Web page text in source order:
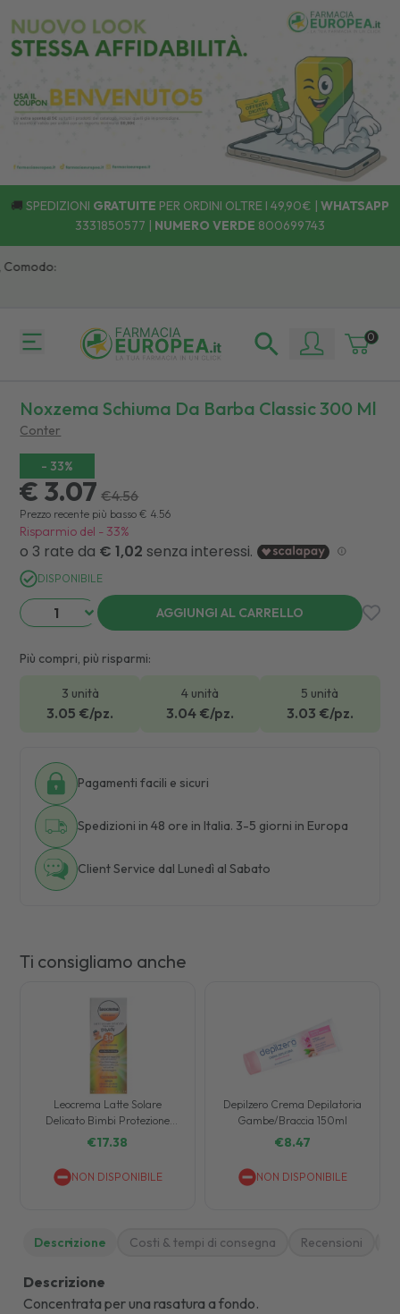
🚚 SPEDIZIONI GRATUITE PER ORDINI OLTRE I 49,90€ | WHATSAPP
3331850577 | NUMERO VERDE 800699743
0
Noxzema Schiuma Da Barba Classic 300 Ml
Conter
- 33%
€ 3.07 €4.56
Prezzo recente più basso € 4.56
Risparmio del - 33%
DISPONIBILE
AGGIUNGI AL CARRELLO
Più compri, più risparmi:
3 unità
3.05 €/pz.
4 unità
3.04€/pz.
5 unità
3.03 €/pz.
Pagamenti facili e sicuri
Spedizioni in 48 ore in Italia. 3-5 giorni in Europa
Client Service dal Lunedì al Sabato
Ti consigliamo anche
Leocrema Latte Solare
Delicato Bimbi Protezione
SPF30 Viso Corpo 200 ml
€17.38
NON DISPONIBILE
Depilzero Crema Depilatoria
Gambe/Braccia 150ml
€8.47
NON DISPONIBILE
Descrizione Costi & tempi di consegna Recensioni
Descrizione
Concentrata per una rasatura a fondo.